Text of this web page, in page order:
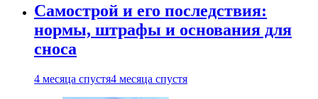
Самострой и его последствия:
нормы, штрафы и основания для
сноса
4 месяца спустя4 месяца спустя